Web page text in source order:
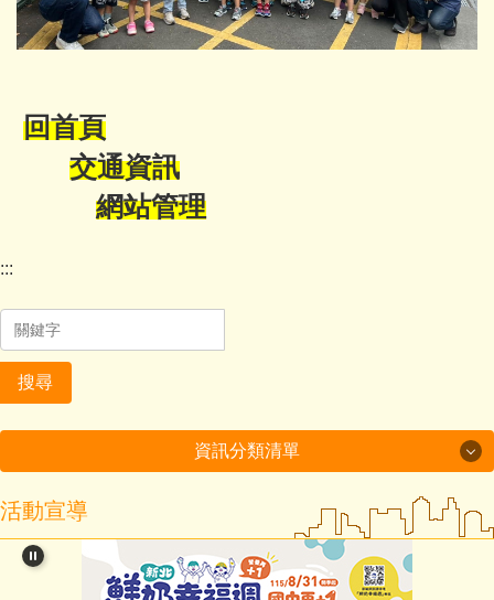
回首頁
交通資訊
網站管理
:::
搜尋
資訊分類清單
115年度磐石國小組-十分國小-方案全文
閱讀教育專區
活動宣導